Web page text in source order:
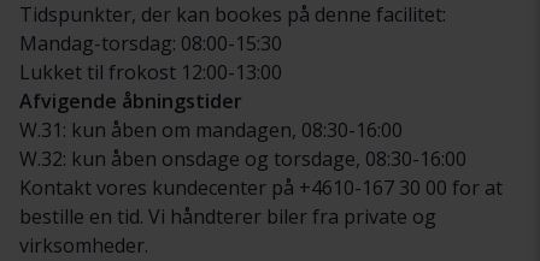
Tidspunkter, der kan bookes på denne facilitet:
Mandag-torsdag: 08:00-15:30
Lukket til frokost 12:00-13:00
Afvigende åbningstider
W.31: kun åben om mandagen, 08:30-16:00
W.32: kun åben onsdage og torsdage, 08:30-16:00
Kontakt vores kundecenter på +4610-167 30 00 for at
bestille en tid. Vi håndterer biler fra private og
virksomheder.